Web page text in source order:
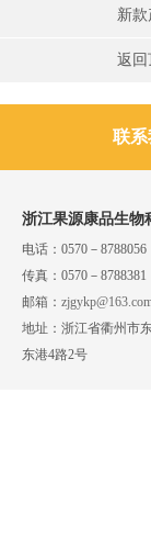
新款
返回
联系
浙江果源康品生物
电话： 0570－8788056
传真： 0570－8788381
邮箱：
地址： 浙江省衢州市
东港4路2号